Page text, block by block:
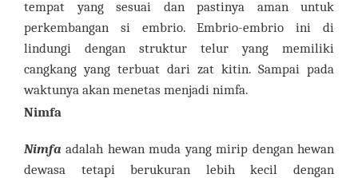
tempat yang sesuai dan pastinya aman untuk
perkembangan si embrio. Embrio-embrio ini di
lindungi dengan struktur telur yang memiliki
cangkang yang terbuat dari zat kitin. Sampai pada
waktunya akan menetas menjadi nimfa.
Nimfa
Nimfaadalah hewan muda yang mirip dengan hewan
dewasa tetapi berukuran lebih kecil dengan